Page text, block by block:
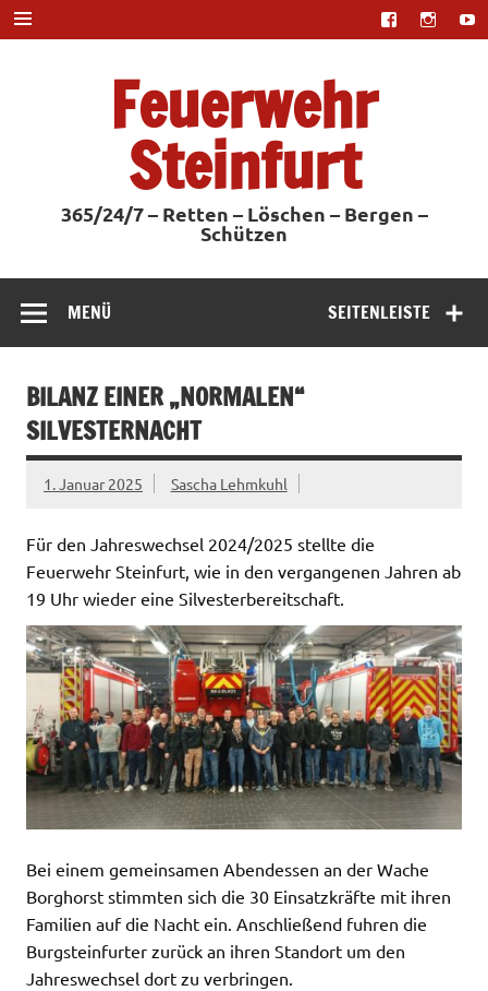
Zum
Inhalt
springen
Feuerwehr
Steinfurt
365/24/7 – Retten – Löschen – Bergen –
Schützen
SEITENLEISTE
MENÜ
BILANZ EINER „NORMALEN“
SILVESTERNACHT
1. Januar 2025 Sascha Lehmkuhl
Für den Jahreswechsel 2024/2025 stellte die
Feuerwehr Steinfurt, wie in den vergangenen Jahren ab
19 Uhr wieder eine Silvesterbereitschaft.
Bei einem gemeinsamen Abendessen an der Wache
Borghorst stimmten sich die 30 Einsatzkräfte mit ihren
Familien auf die Nacht ein. Anschließend fuhren die
Burgsteinfurter zurück an ihren Standort um den
Jahreswechsel dort zu verbringen.